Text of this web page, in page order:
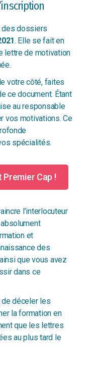
des dossiers
. Elle se fait en
lettre de motivation
votre côté, faites
ce document. Étant
au responsable
vos motivations. Ce
spécialités.
Cap !
l’interlocuteur
et
des
que vous avez
dans ce
de déceler les
la formation en
que les lettres
au plus tard le